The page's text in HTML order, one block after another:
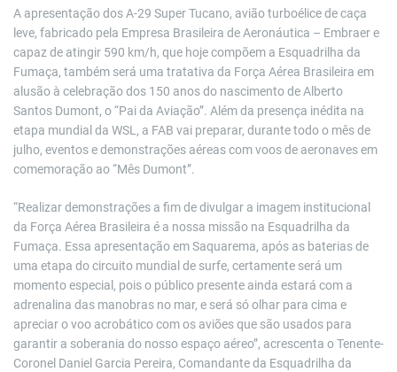
A apresentação dos A-29 Super Tucano, avião turboélice de caça
leve, fabricado pela Empresa Brasileira de Aeronáutica – Embraer e
capaz de atingir 590 km/h, que hoje compõem a Esquadrilha da
Fumaça, também será uma tratativa da Força Aérea Brasileira em
alusão à celebração dos 150 anos do nascimento de Alberto
Santos Dumont, o “Pai da Aviação”. Além da presença inédita na
etapa mundial da WSL, a FAB vai preparar, durante todo o mês de
julho, eventos e demonstrações aéreas com voos de aeronaves em
comemoração ao “Mês Dumont”.
“Realizar demonstrações a fim de divulgar a imagem institucional
da Força Aérea Brasileira é a nossa missão na Esquadrilha da
Fumaça. Essa apresentação em Saquarema, após as baterias de
uma etapa do circuito mundial de surfe, certamente será um
momento especial, pois o público presente ainda estará com a
adrenalina das manobras no mar, e será só olhar para cima e
apreciar o voo acrobático com os aviões que são usados para
garantir a soberania do nosso espaço aéreo”, acrescenta o Tenente-
Coronel Daniel Garcia Pereira, Comandante da Esquadrilha da